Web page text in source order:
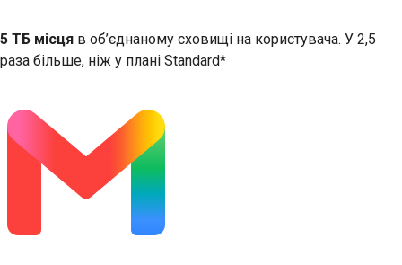
5 ТБ місця в об’єднаному сховищі на користувача. У 2,5
раза більше, ніж у плані Standard*